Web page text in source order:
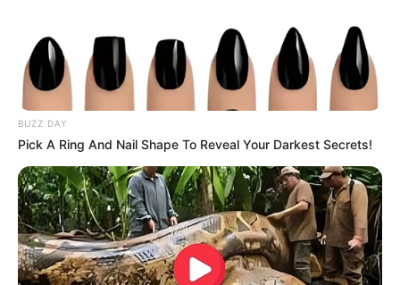
BUZZ DAY
Pick A Ring And Nail Shape To Reveal Your Darkest Secrets!